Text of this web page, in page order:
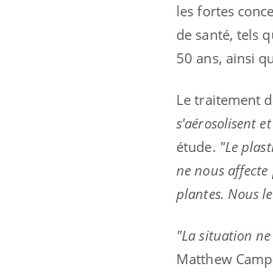
les fortes
de santé, tels
50 ans, ainsi
Le traitement
s'aérosolisent
étude. "Le
ne nous
plantes. Nous
"La situation
Matthew
Eczéma Chronique
préparer pour l’été !
rythme de vie ! Vacances,
soleil, activités en plein